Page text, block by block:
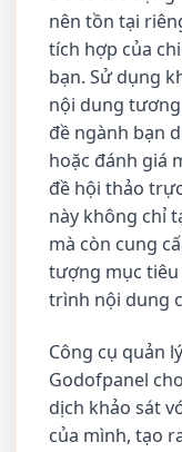
nên tồn tại
tích hợp của
bạn. Sử dụng
nội dung tương
đề ngành bạn
hoặc đánh giá
đề hội thảo
này không chỉ
mà còn cung
tượng mục
trình nội dung
Công cụ quản
Godofpanel
dịch khảo sát
của mình, tạo